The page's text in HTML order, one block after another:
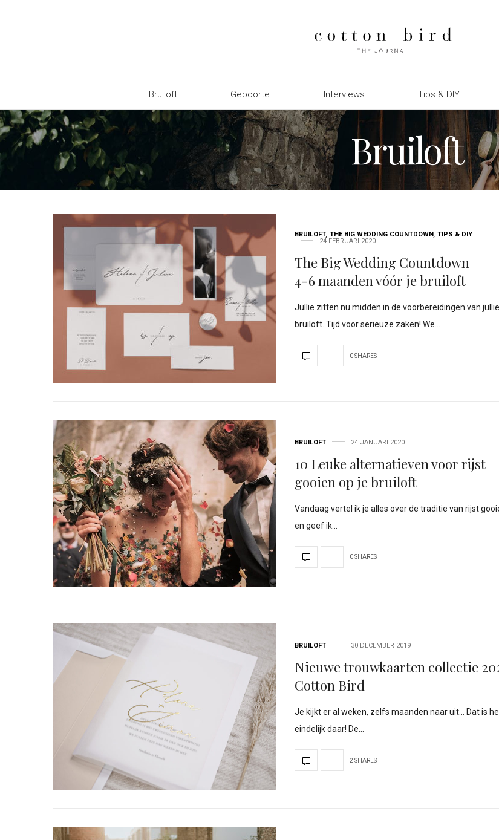
Bruiloft Geboorte Interviews Tips & DIY
Bruiloft
BRUILOFT, THE BIG WEDDING COUNTDOWN, TIPS & DIY
24 FEBRUARI 2020
The Big Wedding Countdown
4-6 maanden vóór je bruiloft
Jullie zitten nu midden in de voorbereidingen van jullie
bruiloft. Tijd voor serieuze zaken! We…
0 SHARES
BRUILOFT 24 JANUARI 2020
10 Leuke alternatieven voor rijst
gooien op je bruiloft
Vandaag vertel ik je alles over de traditie van rijst
en geef ik…
0 SHARES
BRUILOFT 30 DECEMBER 2019
Nieuwe trouwkaarten collectie
Cotton Bird
Je kijkt er al weken, zelfs maanden naar uit… Dat is
eindelijk daar! De…
2 SHARES